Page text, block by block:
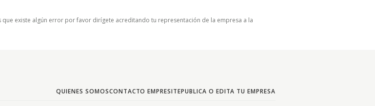
que existe algún error por favor dirígete acreditando tu representación de la empresa a la
QUIENES SOMOSCONTACTO EMPRESITEPUBLICA O EDITA TU EMPRESA